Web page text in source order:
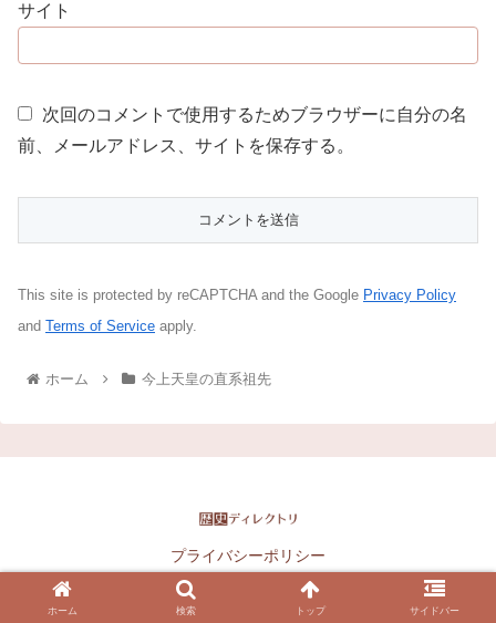
サイト
次回のコメントで使用するためブラウザーに自分の名
前、メールアドレス、サイトを保存する。
This site is protected by reCAPTCHA and the Google Privacy Policy
and Terms of Service apply.
ホーム 今上天皇の直系祖先
プライバシーポリシー
Copyright © 2016-2026 歴史ディレクトリ All Rights Reserved.
ホーム 検索 トップ サイドバー